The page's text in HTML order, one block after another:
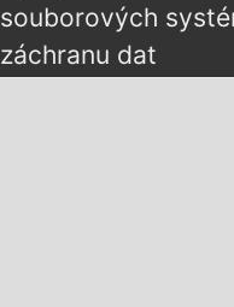
souborových
záchranu dat